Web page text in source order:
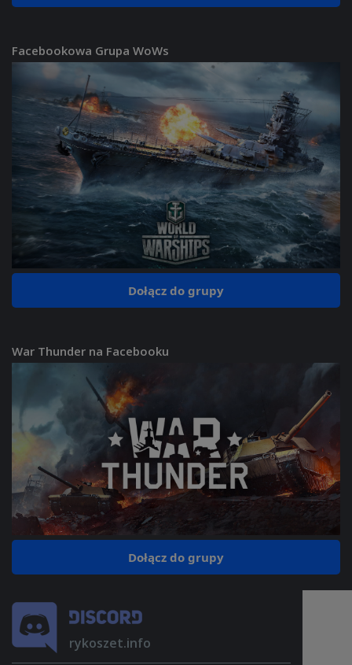
Facebookowa Grupa WoWs
Dołącz do grupy
War Thunder na Facebooku
Dołącz do grupy
rykoszet.info